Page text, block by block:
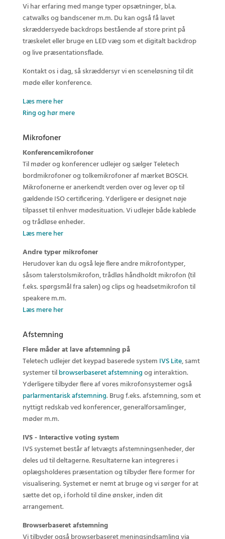
Vi har erfaring med mange typer opsætninger, bl.a.
catwalks og bandscener m.m. Du kan også få lavet
skræddersyede backdrops bestående af store print på
træskelet eller bruge en LED væg som et digitalt backdrop
og live præsentationsflade.
Kontakt os i dag, så skræddersyr vi en sceneløsning til dit
møde eller konference.
Læs mere her
Ring og hør mere
Mikrofoner
Konferencemikrofoner
Til møder og konferencer udlejer og sælger Teletech
bordmikrofoner og tolkemikrofoner af mærket BOSCH.
Mikrofonerne er anerkendt verden over og lever op til
gældende ISO certificering. Yderligere er designet nøje
tilpasset til enhver mødesituation. Vi udlejer både kablede
og trådløse enheder.
Læs mere her
Andre typer mikrofoner
Herudover kan du også leje flere andre mikrofontyper,
såsom talerstolsmikrofon, trådløs håndholdt mikrofon (til
f.eks. spørgsmål fra salen) og clips og headsetmikrofon til
speakere m.m.
Læs mere her
Afstemning
Flere måder at lave afstemning på
Teletech udlejer det keypad baserede system IVS Lite, samt
systemer tilbrowserbaseret afstemningog interaktion.
Yderligere tilbyder flere af vores mikrofonsystemer også
parlarmentarisk afstemning. Brug f.eks. afstemning, som et
nyttigt redskab ved konferencer, generalforsamlinger,
møder m.m.
IVS - Interactive voting system
IVS systemet består af letvægts afstemningsenheder, der
deles ud til deltagerne. Resultaterne kan integreres i
oplægsholderes præsentation og tilbyder flere former for
visualisering. Systemet er nemt at bruge og vi sørger for at
sætte det op, i forhold til dine ønsker, inden dit
arrangement.
Browserbaseret afstemning